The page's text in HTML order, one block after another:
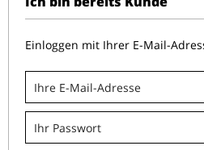
Einloggen mit Ihrer E-Mail-